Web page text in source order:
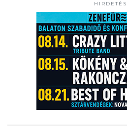
HIRDETÉS